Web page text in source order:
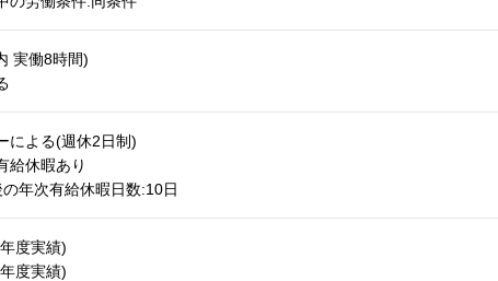
実働8時間)
による(週休2日制)
給休暇あり
の年次有給休暇日数:10日
度実績)
度実績)